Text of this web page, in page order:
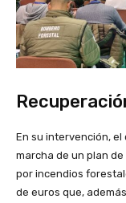
En su intervención,
marcha de un plan
por incendios
de euros que,